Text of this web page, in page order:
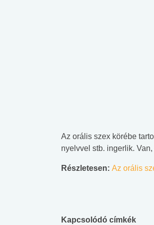
Az orális szex körébe
nyelvvel stb. ingerlik.
Részletesen: Az orális
Kapcsolódó címkék